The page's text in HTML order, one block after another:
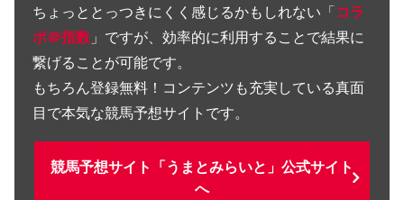
ちょっととっつきにくく感じるかもしれない「コラ
ボ＠指数 」ですが、効率的に利用することで結果に
繋げることが可能です。
もちろん登録無料！コンテンツも充実している真面
目で本気な競馬予想サイトです。
競馬予想サイト「うまとみらいと」公式サイト
へ